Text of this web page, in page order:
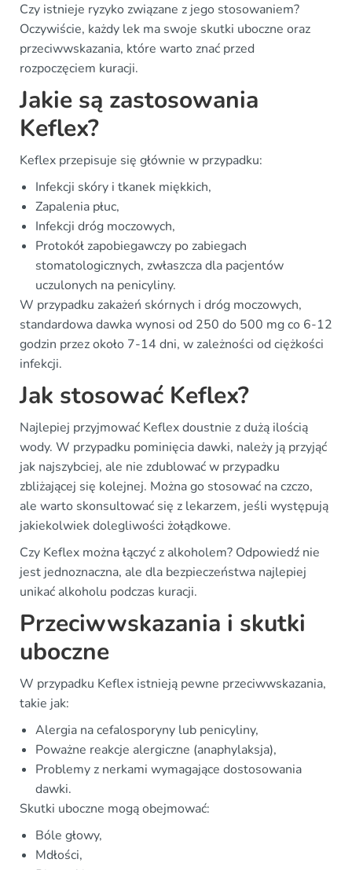
Czy istnieje ryzyko związane z jego stosowaniem?
Oczywiście, każdy lek ma swoje skutki uboczne oraz
przeciwwskazania, które warto znać przed
rozpoczęciem kuracji.
Jakie są zastosowania
Keflex?
Keflex przepisuje się głównie w przypadku:
Infekcji skóry i tkanek miękkich,
Zapalenia płuc,
Infekcji dróg moczowych,
Protokół zapobiegawczy po zabiegach
stomatologicznych, zwłaszcza dla pacjentów
uczulonych na penicyliny.
W przypadku zakażeń skórnych i dróg moczowych,
standardowa dawka wynosi od 250 do 500 mg co 6-12
godzin przez około 7-14 dni, w zależności od ciężkości
infekcji.
Jak stosować Keflex?
Najlepiej przyjmować Keflex doustnie z dużą ilością
wody. W przypadku pominięcia dawki, należy ją przyjąć
jak najszybciej, ale nie zdublować w przypadku
zbliżającej się kolejnej. Można go stosować na czczo,
ale warto skonsultować się z lekarzem, jeśli występują
jakiekolwiek dolegliwości żołądkowe.
Czy Keflex można łączyć z alkoholem? Odpowiedź nie
jest jednoznaczna, ale dla bezpieczeństwa najlepiej
unikać alkoholu podczas kuracji.
Przeciwwskazania i skutki
uboczne
W przypadku Keflex istnieją pewne przeciwwskazania,
takie jak:
Alergia na cefalosporyny lub penicyliny,
Poważne reakcje alergiczne (anaphylaksja),
Problemy z nerkami wymagające dostosowania
dawki.
Skutki uboczne mogą obejmować:
Bóle głowy,
Mdłości,